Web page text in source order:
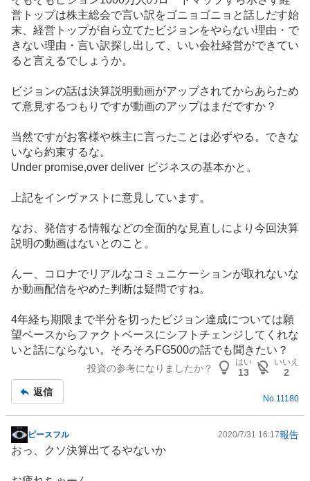
営トップは株主総会で言い訳をゴニョゴニョと話しだす始
末、経営トップが自ら立てたビジョンをやらない理由・で
きない理由・言い訳探し出して、いい会社経営ができてい
ると言えるでしょうか。
ビジョンの話は決算説明動画がアップされてからあらため
て意見するつもりですが動画のアップはまだですか？
当然ですがお客様や株主に言ったことは必ずやる。できな
いなら約束するな。
Under promise,over deliver ビジネスの基本かと。
上記をインヴァストに意見しています。
なお、発信する情報などの全面的な見直しにより今回決算
説明の動画はないとのこと。
んー、コロナでリアルなコミュニケーションが取れないな
か動画配信をやめた判断は疑問ですね。
4年経ち期限まで半分を切ったビジョン達成については願
望ベースからファクトベースにシフトチェンジしてくれな
いと話にならない。そろそろFG500の話でも聞きたい？
投資の参考になりましたか？
はい
13
いいえ
2
返信
No.11180
掲
示
ピースフル 2020/7/31 16:17報告
おっ、クソ決算出てるやないか